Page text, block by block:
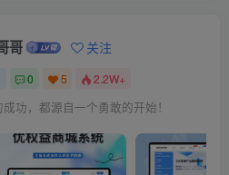
哥 关注
0 5 2.2W+
功，都源自一个勇敢的开始！